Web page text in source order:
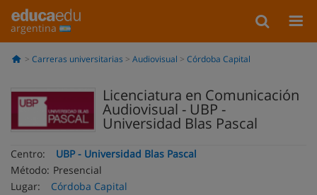
argentina
Carreras universitarias Audiovisual Córdoba Capital
Licenciatura en Comunicación
Audiovisual - UBP -
Universidad Blas Pascal
Centro:
UBP - Universidad Blas Pascal
Método: Presencial
Lugar:
Córdoba Capital